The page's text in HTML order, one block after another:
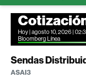
Hoy | agosto 10, 2026 |
Bloomberg Línea
Sendas
ASAI3